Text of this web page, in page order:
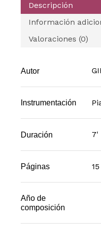
Descripción
Información
Valoraciones (0)
Autor
Instrumentación
Duración 7'
Páginas 15
Año de
composición